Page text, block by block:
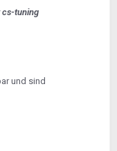
cs-tuning
und sind